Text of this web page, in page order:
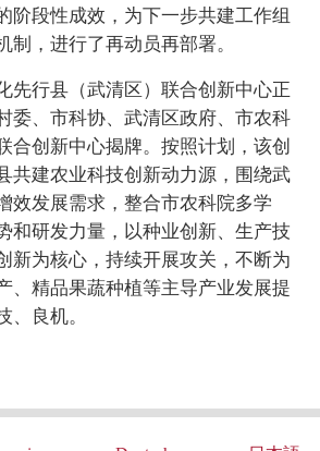
阶段性成效，为下一步共建工作组
制，进行了再动员再部署。
先行县（武清区）联合创新中心正
委、市科协、武清区政府、市农科
合创新中心揭牌。按照计划，该创
共建农业科技创新动力源，围绕武
效发展需求，整合市农科院多学
和研发力量，以种业创新、生产技
新为核心，持续开展攻关，不断为
、精品果蔬种植等主导产业发展提
、良机。